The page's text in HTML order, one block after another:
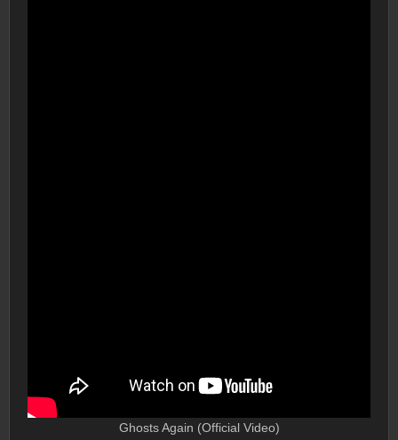
Ghosts Again (Official Video)